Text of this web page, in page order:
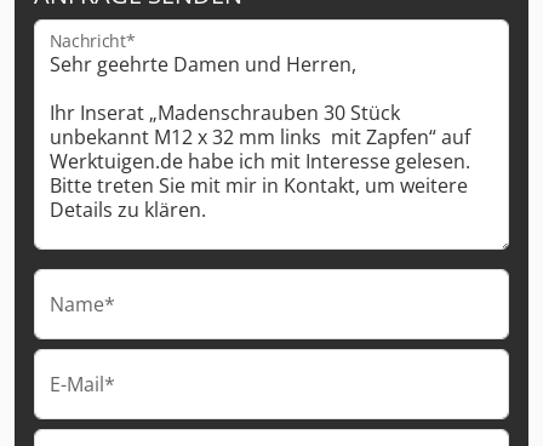
Nachricht*
Name*
E-Mail*